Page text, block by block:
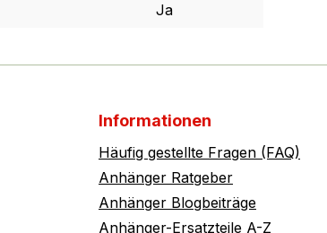
Ja
Informationen
Häufig gestellte Fragen (FAQ)
Anhänger Ratgeber
Anhänger Blogbeiträge
Anhänger-Ersatzteile A-Z